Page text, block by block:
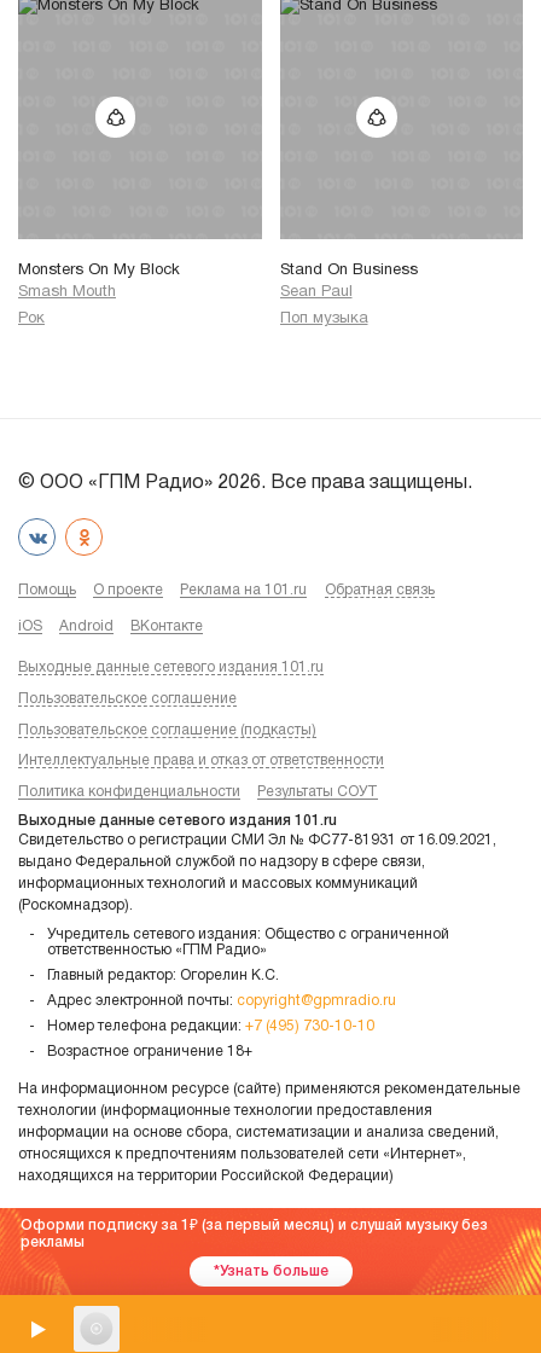
Monsters On My Block
Smash Mouth
Рок
Stand On Business
Sean Paul
Поп музыка
© ООО «ГПМ Радио» 2026. Все права защищены.
Помощь О проекте Реклама на 101.ru Обратная связь
iOS Android ВКонтакте
Выходные данные сетевого издания 101.ru
Пользовательское соглашение
Пользовательское соглашение (подкасты)
Интеллектуальные права и отказ от ответственности
Политика конфиденциальности Результаты СОУТ
Выходные данные сетевого издания 101.ru
Свидетельство о регистрации СМИ Эл № ФС77-81931 от 16.09.2021,
выдано Федеральной службой по надзору в сфере связи,
информационных технологий и массовых коммуникаций
(Роскомнадзор).
Учредитель сетевого издания: Общество с ограниченной
ответственностью «ГПМ Радио»
Главный редактор: Огорелин К.С.
Адрес электронной почты: copyright@gpmradio.ru
Номер телефона редакции: +7 (495) 730-10-10
Возрастное ограничение 18+
На информационном ресурсе (сайте) применяются рекомендательные
технологии (информационные технологии предоставления
информации на основе сбора, систематизации и анализа сведений,
относящихся к предпочтениям пользователей сети «Интернет»,
находящихся на территории Российской Федерации)
Оформи подписку за 1
(за первый месяц) и слушай музыку без
рекламы
*Узнать больше